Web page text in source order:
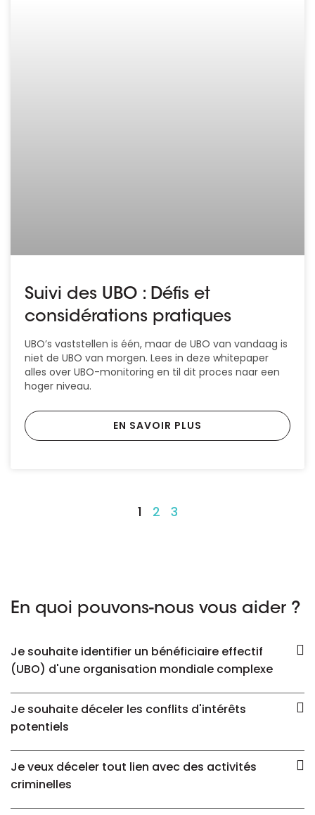
Suivi des UBO : Défis et
considérations pratiques
UBO’s vaststellen is één, maar de UBO van vandaag is
niet de UBO van morgen. Lees in deze whitepaper
alles over UBO-monitoring en til dit proces naar een
hoger niveau.
EN SAVOIR PLUS
1 2 3
En quoi pouvons-nous vous aider ?
Je souhaite identifier un bénéficiaire effectif
(UBO) d'une organisation mondiale complexe
Je souhaite déceler les conflits d'intérêts
potentiels
Je veux déceler tout lien avec des activités
criminelles